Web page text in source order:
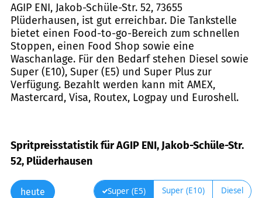
AGIP ENI, Jakob-Schüle-Str. 52, 73655
Plüderhausen, ist gut erreichbar. Die Tankstelle
bietet einen Food-to-go-Bereich zum schnellen
Stoppen, einen Food Shop sowie eine
Waschanlage. Für den Bedarf stehen Diesel sowie
Super (E10), Super (E5) und Super Plus zur
Verfügung. Bezahlt werden kann mit AMEX,
Mastercard, Visa, Routex, Logpay und Euroshell.
Spritpreisstatistik für AGIP ENI, Jakob-Schüle-Str.
52, Plüderhausen
heute Super (E5) Super (E10) Diesel